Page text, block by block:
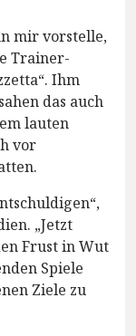
mir vorstelle,
Trainer-
Ihm
das auch
lauten
vor
„Jetzt
Frust in Wut
Spiele
Ziele zu